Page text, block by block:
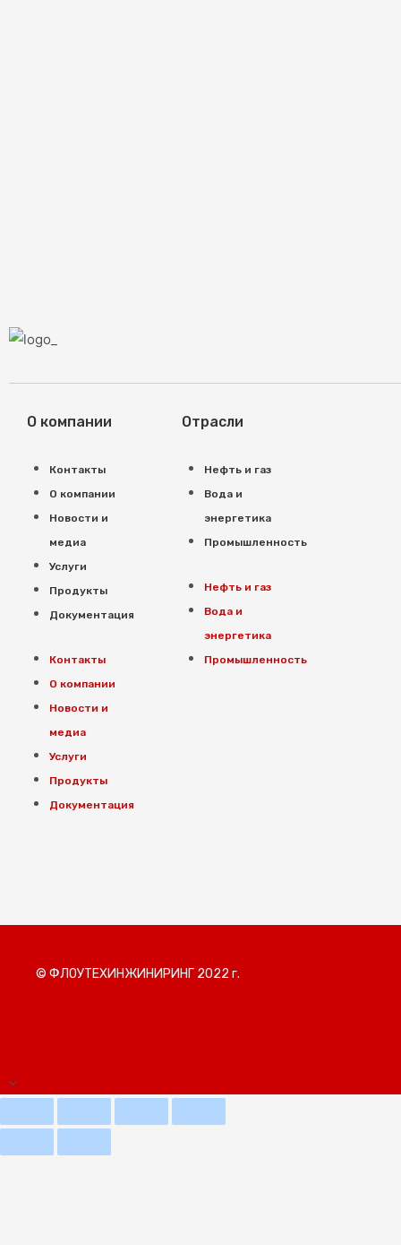
О компании
Контакты
О компании
Новости и
медиа
Услуги
Продукты
Документация
Контакты
О компании
Новости и
медиа
Услуги
Продукты
Документация
Отрасли
Нефть и газ
Вода и
энергетика
Промышленность
Нефть и газ
Вода и
энергетика
Промышленность
© ФЛОУТЕХИНЖИНИРИНГ 2022 г.